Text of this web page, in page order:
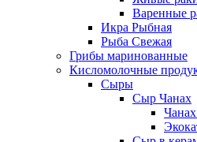
Варенные
Икра Рыбная
Рыба Свежая
Грибы маринованные
Кисломолочные
Сыры
Сыр Чанах